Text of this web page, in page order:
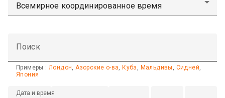
Поиск
Примеры : Лондон,Азорские о-ва, Куба , Мальдивы , Сидней,
Япония
Дата и время